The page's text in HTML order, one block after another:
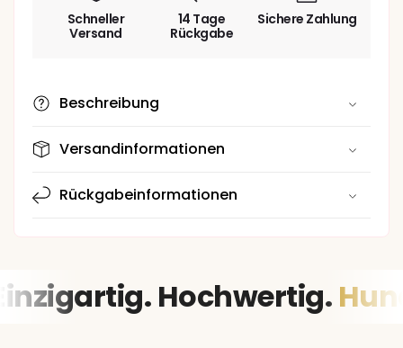
Preis
€37,00
Schneller
Versand
14 Tage
Rückgabe
Sichere Zahlung
Beschreibung
Versandinformationen
Rückgabeinformationen
Einzigartig. Hochwertig.